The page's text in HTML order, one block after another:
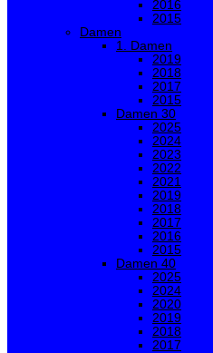
2016
2015
Damen
1. Damen
2019
2018
2017
2015
Damen 30
2025
2024
2023
2022
2021
2019
2018
2017
2016
2015
Damen 40
2025
2024
2020
2019
2018
2017